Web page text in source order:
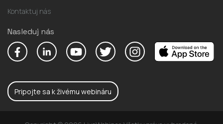
Kontaktuj nás
Nasleduj nás
Pripojte sa k živému webináru